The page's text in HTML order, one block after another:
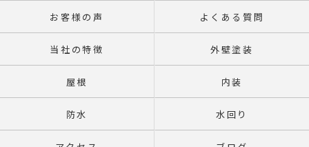
お客様の声 よくある質問
当社の特徴 外壁塗装
屋根 内装
防水 水回り